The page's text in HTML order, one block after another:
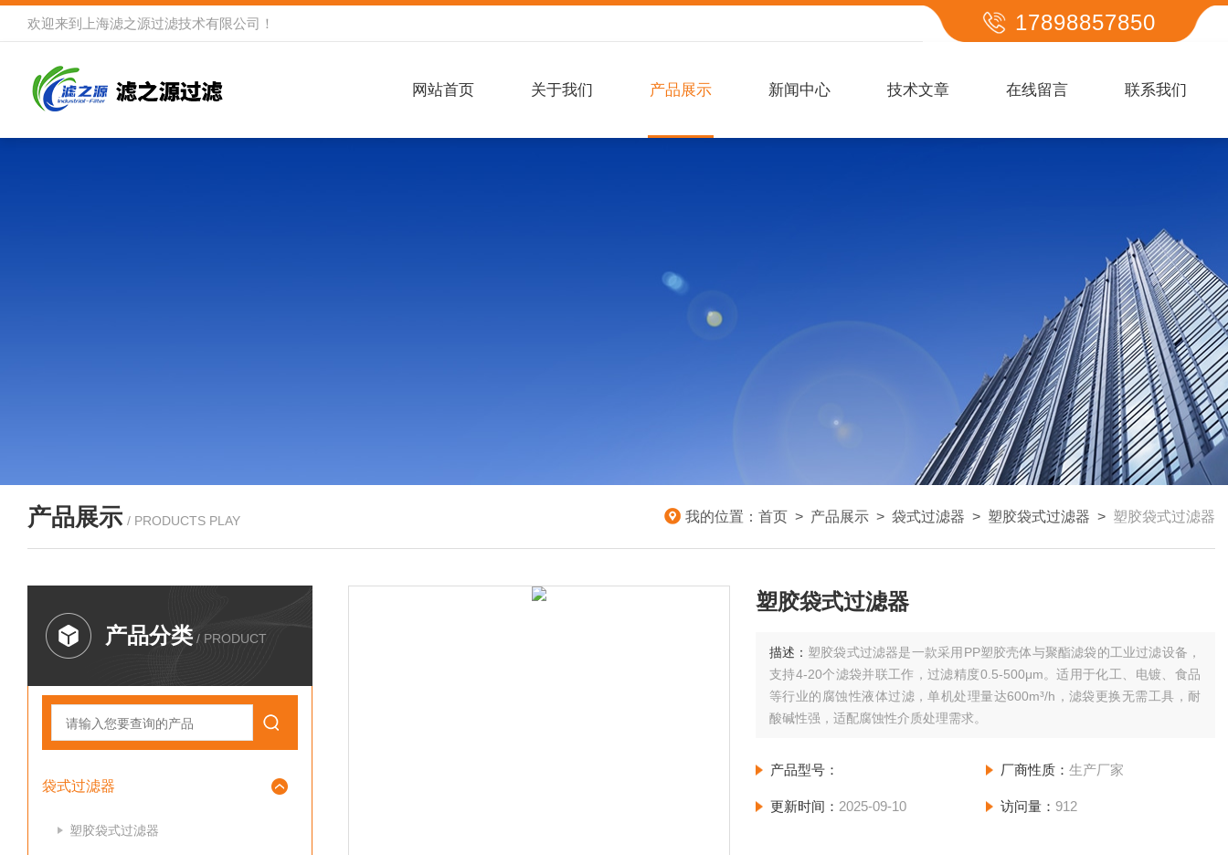
欢迎来到 上海滤之源过滤技术有限公司 ！ 17898857850
网站首页 关于我们 产品展示 新闻中心 技术文章 在线留言 联系我们
产品展示 / PRODUCTS PLAY 我的位置： 首页 > 产品展示 > 袋式过滤器 > 塑胶袋式过滤器 > 塑胶袋式过滤器
产品分类 / PRODUCT
袋式过滤器
塑胶袋式过滤器
塑胶袋式过滤器
描述： 塑胶袋式过滤器是一款采用PP塑胶壳体与聚酯滤袋的工业过滤设备，
支持4-20个滤袋并联工作，过滤精度0.5-500μm。适用于化工、电镀、食品
等行业的腐蚀性液体过滤，单机处理量达600m³/h，滤袋更换无需工具，耐
酸碱性强，适配腐蚀性介质处理需求。
产品型号： 厂商性质： 生产厂家
更新时间： 2025-09-10 访问量： 912